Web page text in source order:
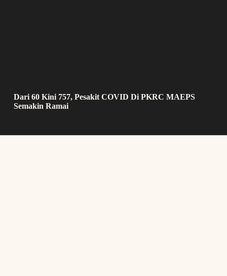
Dari 60 Kini 757, Pesakit COVID Di PKRC MAEPS
Semakin Ramai